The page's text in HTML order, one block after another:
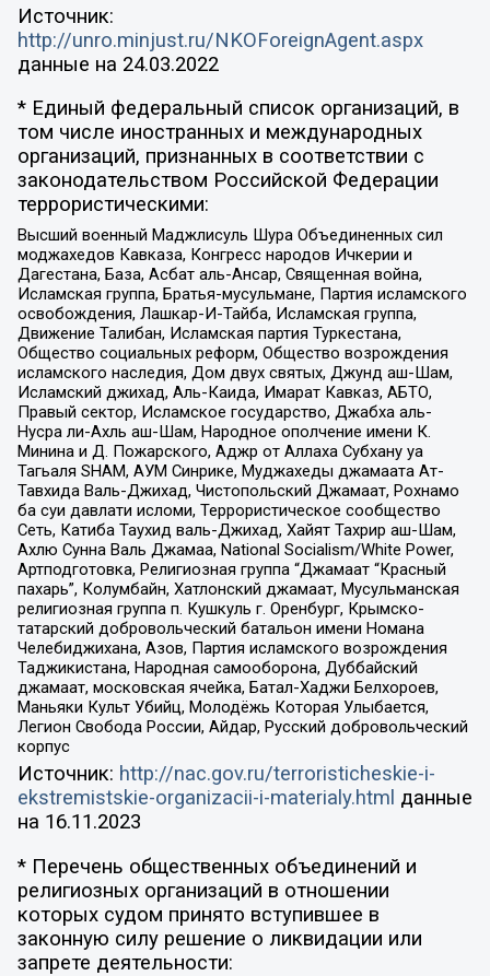
Источник:
http://unro.minjust.ru/NKOForeignAgent.aspx
данные на 24.03.2022
* Единый федеральный список организаций, в
том числе иностранных и международных
организаций, признанных в соответствии с
законодательством Российской Федерации
террористическими:
Высший военный Маджлисуль Шура Объединенных сил
моджахедов Кавказа, Конгресс народов Ичкерии и
Дагестана, База, Асбат аль-Ансар, Священная война,
Исламская группа, Братья-мусульмане, Партия исламского
освобождения, Лашкар-И-Тайба, Исламская группа,
Движение Талибан, Исламская партия Туркестана,
Общество социальных реформ, Общество возрождения
исламского наследия, Дом двух святых, Джунд аш-Шам,
Исламский джихад, Аль-Каида, Имарат Кавказ, АБТО,
Правый сектор, Исламское государство, Джабха аль-
Нусра ли-Ахль аш-Шам, Народное ополчение имени К.
Минина и Д. Пожарского, Аджр от Аллаха Субхану уа
Тагьаля SHAM, АУМ Синрике, Муджахеды джамаата Ат-
Тавхида Валь-Джихад, Чистопольский Джамаат, Рохнамо
ба суи давлати исломи, Террористическое сообщество
Сеть, Катиба Таухид валь-Джихад, Хайят Тахрир аш-Шам,
Ахлю Сунна Валь Джамаа, National Socialism/White Power,
Артподготовка, Религиозная группа “Джамаат “Красный
пахарь”, Колумбайн, Хатлонский джамаат, Мусульманская
религиозная группа п. Кушкуль г. Оренбург, Крымско-
татарский добровольческий батальон имени Номана
Челебиджихана, Азов, Партия исламского возрождения
Таджикистана, Народная самооборона, Дуббайский
джамаат, московская ячейка, Батал-Хаджи Белхороев,
Маньяки Культ Убийц, Молодёжь Которая Улыбается,
Легион Свобода России, Айдар, Русский добровольческий
корпус
Источник: http://nac.gov.ru/terroristicheskie-i-
ekstremistskie-organizacii-i-materialy.html данные
на 16.11.2023
* Перечень общественных объединений и
религиозных организаций в отношении
которых судом принято вступившее в
законную силу решение о ликвидации или
запрете деятельности: